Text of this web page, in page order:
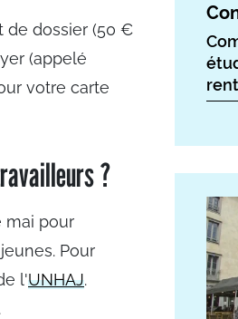
de dossier (50 €
(appelé
votre carte
?
mai pour
Pour
l'UNHAJ.